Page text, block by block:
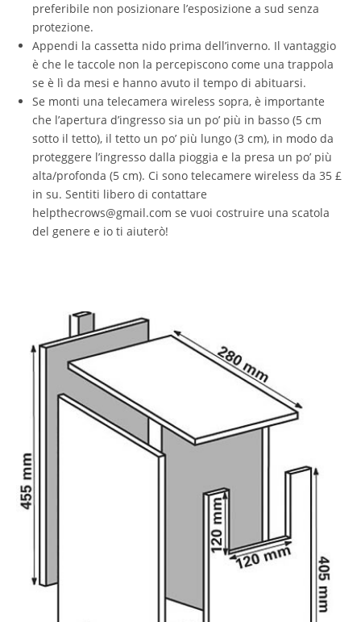
preferibile non posizionare l’esposizione a sud senza
protezione.
Appendi la cassetta nido prima dell’inverno. Il vantaggio
è che le taccole non la percepiscono come una trappola
se è lì da mesi e hanno avuto il tempo di abituarsi.
Se monti una telecamera wireless sopra, è importante
che l’apertura d’ingresso sia un po’ più in basso (5 cm
sotto il tetto), il tetto un po’ più lungo (3 cm), in modo da
proteggere l’ingresso dalla pioggia e la presa un po’ più
alta/profonda (5 cm). Ci sono telecamere wireless da 35 £
in su. Sentiti libero di contattare
helpthecrows@gmail.com se vuoi costruire una scatola
del genere e io ti aiuterò!